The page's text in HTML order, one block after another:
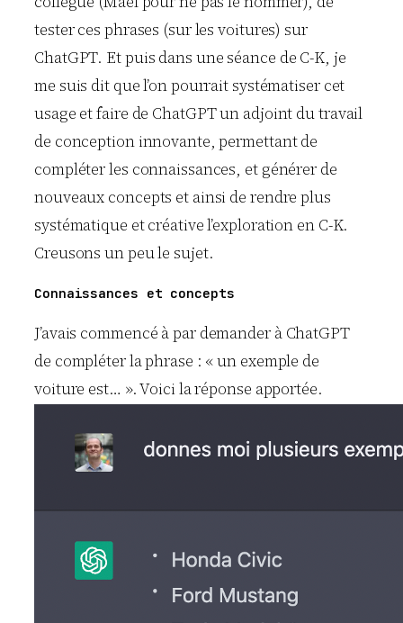
tester ces phrases (sur les voitures) sur
ChatGPT. Et puis dans une séance de C-K, je
me suis dit que l’on pourrait systématiser cet
usage et faire de ChatGPT un adjoint du travail
de conception innovante, permettant de
compléter les connaissances, et générer de
nouveaux concepts et ainsi de rendre plus
systématique et créative l’exploration en C-K.
Creusons un peu le sujet.
Connaissances et concepts
J’avais commencé à par demander à ChatGPT
de compléter la phrase : « un exemple de
voiture est… ». Voici la réponse apportée.